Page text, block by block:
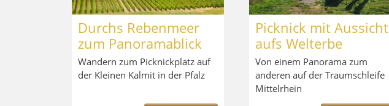
Durchs Rebenmeer
zum Panoramablick
Wandern zum Picknickplatz auf
der Kleinen Kalmit in der Pfalz
Picknick mit Aussicht
aufs Welterbe
Von einem Panorama zum
anderen auf der Traumschleife
Mittelrhein